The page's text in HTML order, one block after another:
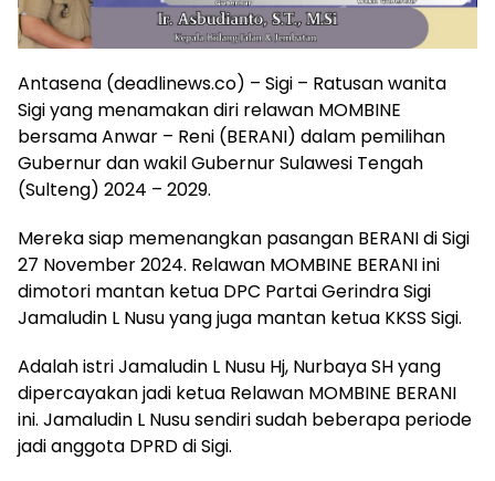
Antasena (deadlinews.co) – Sigi – Ratusan wanita
Sigi yang menamakan diri relawan MOMBINE
bersama Anwar – Reni (BERANI) dalam pemilihan
Gubernur dan wakil Gubernur Sulawesi Tengah
(Sulteng) 2024 – 2029.
Mereka siap memenangkan pasangan BERANI di Sigi
27 November 2024. Relawan MOMBINE BERANI ini
dimotori mantan ketua DPC Partai Gerindra Sigi
Jamaludin L Nusu yang juga mantan ketua KKSS Sigi.
Adalah istri Jamaludin L Nusu Hj, Nurbaya SH yang
dipercayakan jadi ketua Relawan MOMBINE BERANI
ini. Jamaludin L Nusu sendiri sudah beberapa periode
jadi anggota DPRD di Sigi.